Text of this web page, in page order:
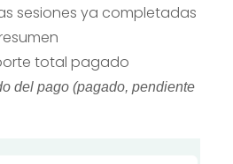
sesiones ya completadas
total pagado
del pago (pagado, pendiente